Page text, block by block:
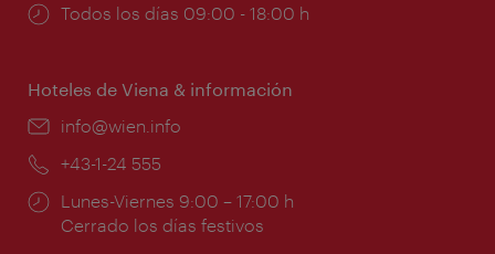
Horarios
Todos los días 09:00 - 18:00 h
Hoteles de Viena & información
e-
info@wien.info
Teléfono:
+43-1-24 555
Horarios
de
Lunes-Viernes 9:00 – 17:00 h
Cerrado los días festivos